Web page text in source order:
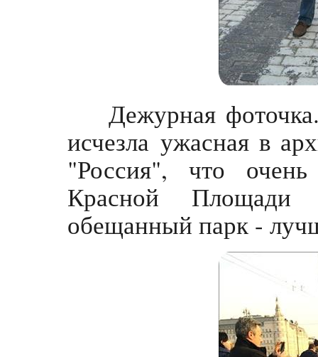
Дежурная
исчезла ужасная в
"Россия", что
Красной
обещанный парк -